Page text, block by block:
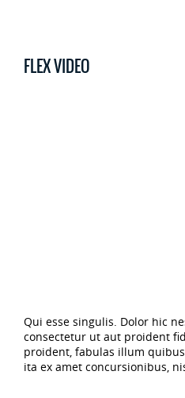
FLEX VIDEO
Qui esse singulis. Dolor hic
consectetur ut aut proident
proident, fabulas illum
ita ex amet concursionibus,